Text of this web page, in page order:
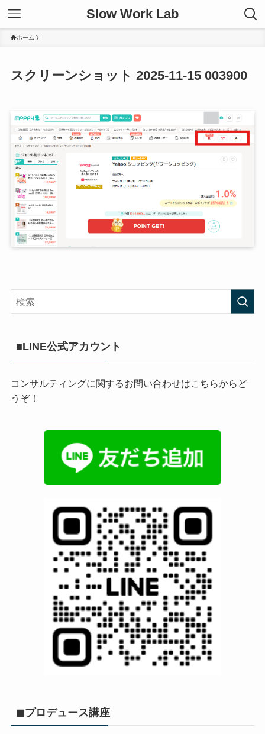
Slow Work Lab
ホーム
スクリーンショット 2025-11-15 003900
■LINE公式アカウント
コンサルティングに関するお問い合わせはこちらからど
うぞ！
◼︎プロデュース講座